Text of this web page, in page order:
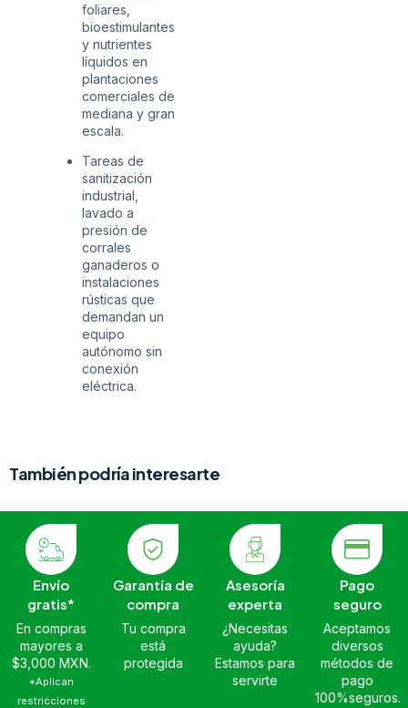
foliares,
bioestimulantes
y nutrientes
líquidos en
plantaciones
comerciales de
mediana y gran
escala.
Tareas de
sanitización
industrial,
lavado a
presión de
corrales
ganaderos o
instalaciones
rústicas que
demandan un
equipo
autónomo sin
conexión
eléctrica.
También podría interesarte
Envío
gratis*
En compras
mayores a
$3,000 MXN.
*Aplican
restricciones
Garantía de
compra
Tu compra
está
protegida
Asesoría
experta
¿Necesitas
ayuda?
Estamos para
servirte
Pago
seguro
Aceptamos
diversos
métodos de
pago
100%seguros.